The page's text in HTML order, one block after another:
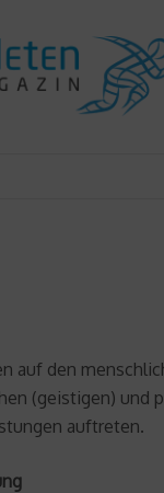
auf den
(geistigen) und
auftreten.